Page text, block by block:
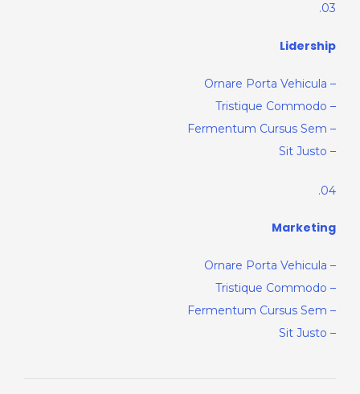
03.
Lidership
– Ornare Porta Vehicula
– Tristique Commodo
– Fermentum Cursus Sem
– Sit Justo
04.
Marketing
– Ornare Porta Vehicula
– Tristique Commodo
– Fermentum Cursus Sem
– Sit Justo